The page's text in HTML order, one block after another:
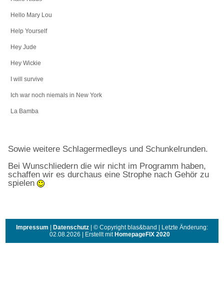
Hello Mary Lou
Help Yourself
Hey Jude
Hey Wickie
I will survive
Ich war noch niemals in New York
La Bamba
Sowie weitere Schlagermedleys und Schunkelrunden.
Bei Wunschliedern die wir nicht im Programm haben,
schaffen wir es durchaus eine Strophe nach Gehör zu
spielen
Impressum | Datenschutz | © Copyright blas&band | Letzte Änderung:
02.08.2026 | Erstellt mitHomepageFIX 2020